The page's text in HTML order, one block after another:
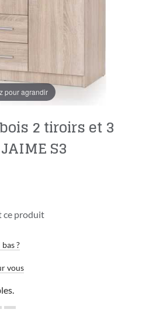
pour agrandir
2 tiroirs et 3
S3
ce produit
?
vous